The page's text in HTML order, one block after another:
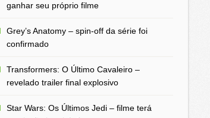
ganhar seu próprio filme
Grey’s Anatomy – spin-off da série foi
confirmado
Transformers: O Último Cavaleiro –
revelado trailer final explosivo
Star Wars: Os Últimos Jedi – filme terá